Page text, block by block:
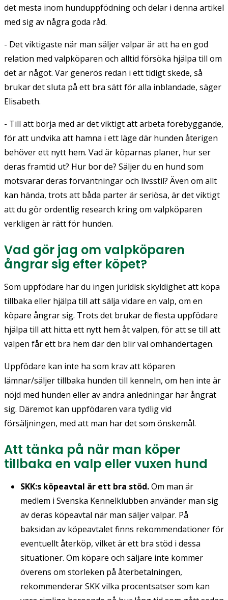
det mesta inom hunduppfödning och delar i denna artikel
med sig av några goda råd.
- Det viktigaste när man säljer valpar är att ha en god
relation med valpköparen och alltid försöka hjälpa till om
det är något. Var generös redan i ett tidigt skede, så
brukar det sluta på ett bra sätt för alla inblandade, säger
Elisabeth.
- Till att börja med är det viktigt att arbeta förebyggande,
för att undvika att hamna i ett läge där hunden återigen
behöver ett nytt hem. Vad är köparnas planer, hur ser
deras framtid ut? Hur bor de? Säljer du en hund som
motsvarar deras förväntningar och livsstil? Även om allt
kan hända, trots att båda parter är seriösa, är det viktigt
att du gör ordentlig research kring om valpköparen
verkligen är rätt för hunden.
Vad gör jag om valpköparen
ångrar sig efter köpet?
Som uppfödare har du ingen juridisk skyldighet att köpa
tillbaka eller hjälpa till att sälja vidare en valp, om en
köpare ångrar sig. Trots det brukar de flesta uppfödare
hjälpa till att hitta ett nytt hem åt valpen, för att se till att
valpen får ett bra hem där den blir väl omhändertagen.
Uppfödare kan inte ha som krav att köparen
lämnar/säljer tillbaka hunden till kenneln, om hen inte är
nöjd med hunden eller av andra anledningar har ångrat
sig. Däremot kan uppfödaren vara tydlig vid
försäljningen, med att man har det som önskemål.
Att tänka på när man köper
tillbaka en valp eller vuxen hund
SKK:s köpeavtal är ett bra stöd.Om man är
medlem i Svenska Kennelklubben använder man sig
av deras köpeavtal när man säljer valpar. På
baksidan av köpeavtalet finns rekommendationer för
eventuellt återköp, vilket är ett bra stöd i dessa
situationer. Om köpare och säljare inte kommer
överens om storleken på återbetalningen,
rekommenderar SKK vilka procentsatser som kan